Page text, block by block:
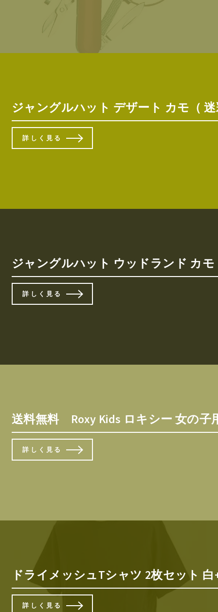
ジャングルハット デザート カモ（ 迷
詳しく見る
ジャングルハット ウッドランド カモ
詳しく見る
送料無料 Roxy Kids ロキシー 女の子
詳しく見る
ドライメッシュTシャツ 2枚セット
詳しく見る